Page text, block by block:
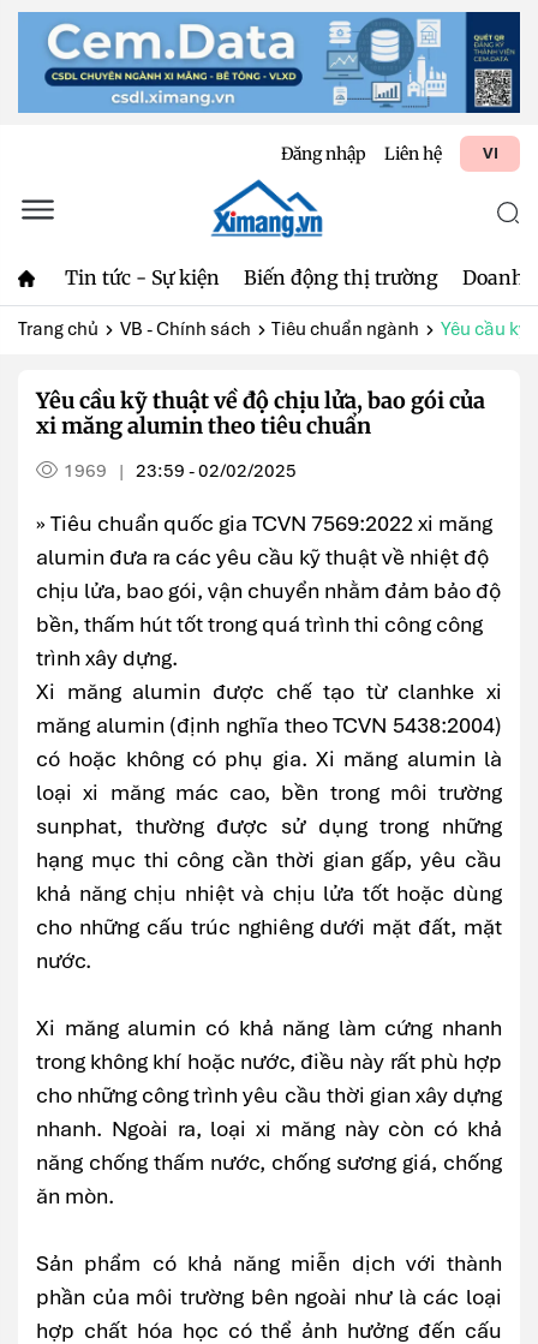
Đăng nhập Liên hệ VI
Tin tức - Sự kiện Biến động thị trường Doanh
Trang chủ VB - Chính sách Tiêu chuẩn ngành Yêu cầu kỹ
Yêu cầu kỹ thuật về độ chịu lửa, bao gói của
xi măng alumin theo tiêu chuẩn
1969 | 23:59 - 02/02/2025
» Tiêu chuẩn quốc gia TCVN 7569:2022 xi măng
alumin đưa ra các yêu cầu kỹ thuật về nhiệt độ
chịu lửa, bao gói, vận chuyển nhằm đảm bảo độ
bền, thấm hút tốt trong quá trình thi công công
trình xây dựng.
Xi măng alumin được chế tạo từ clanhke xi
măng alumin (định nghĩa theo TCVN 5438:2004)
có hoặc không có phụ gia. Xi măng alumin là
loại xi măng mác cao, bền trong môi trường
sunphat, thường được sử dụng trong những
hạng mục thi công cần thời gian gấp, yêu cầu
khả năng chịu nhiệt và chịu lửa tốt hoặc dùng
cho những cấu trúc nghiêng dưới mặt đất, mặt
nước.
Xi măng alumin có khả năng làm cứng nhanh
trong không khí hoặc nước, điều này rất phù hợp
cho những công trình yêu cầu thời gian xây dựng
nhanh. Ngoài ra, loại xi măng này còn có khả
năng chống thấm nước, chống sương giá, chống
ăn mòn.
Sản phẩm có khả năng miễn dịch với thành
phần của môi trường bên ngoài như là các loại
hợp chất hóa học có thể ảnh hưởng đến cấu